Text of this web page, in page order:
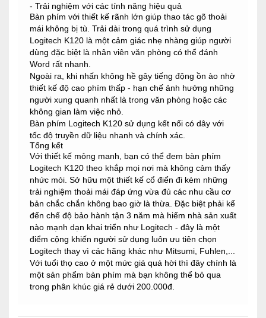
- Trải nghiệm với các tính năng hiệu quả
Bàn phím với thiết kế rãnh lớn giúp thao tác gõ thoải
mái không bị tù. Trải dài trong quá trình sử dụng
Logitech K120 là một cảm giác nhẹ nhàng giúp người
dùng đặc biệt là nhân viên văn phòng có thể đánh
Word rất nhanh.
Ngoài ra, khi nhấn không hề gây tiếng động ồn ào nhờ
thiết kế độ cao phím thấp - hạn chế ảnh hưởng những
người xung quanh nhất là trong văn phòng hoặc các
không gian làm việc nhỏ.
Bàn phím Logitech K120 sử dụng kết nối có dây với
tốc độ truyền dữ liệu nhanh và chính xác.
Tổng kết
Với thiết kế mỏng manh, bạn có thể đem bàn phím
Logitech K120 theo khắp mọi nơi mà không cảm thấy
nhức mỏi. Sở hữu một thiết kế cổ điển đi kèm những
trải nghiệm thoải mái đáp ứng vừa đủ các nhu cầu cơ
bản chắc chắn không bao giờ là thừa. Đặc biệt phải kể
đến chế độ bảo hành tận 3 năm mà hiếm nhà sản xuất
nào mạnh dạn khai triển như Logitech - đây là một
điểm cộng khiến người sử dụng luôn ưu tiên chọn
Logitech thay vì các hãng khác như Mitsumi, Fuhlen,...
Với tuổi thọ cao ở một mức giá quá hời thì đây chính là
một sản phẩm bàn phím mà bạn không thể bỏ qua
trong phân khúc giá rẻ dưới 200.000đ.